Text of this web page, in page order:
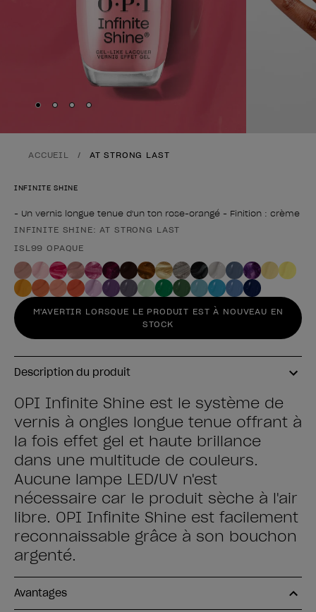
Skip to slide
Skip to slide
Skip to slide
Skip to slide
ACCUEIL AT STRONG LAST
INFINITE SHINE
- Un vernis longue tenue d'un ton rose-orangé - Finition : crème
Forme du produit
INFINITE SHINE: AT STRONG LAST
ISL99 OPAQUE
M'AVERTIR LORSQUE LE PRODUIT EST À NOUVEAU EN
STOCK
Description du produit
OPI Infinite Shine est le système de
vernis à ongles longue tenue offrant à
la fois effet gel et haute brillance
dans une multitude de couleurs.
Aucune lampe LED/UV n'est
nécessaire car le produit sèche à l'air
libre. OPI Infinite Shine est facilement
reconnaissable grâce à son bouchon
argenté.
Avantages